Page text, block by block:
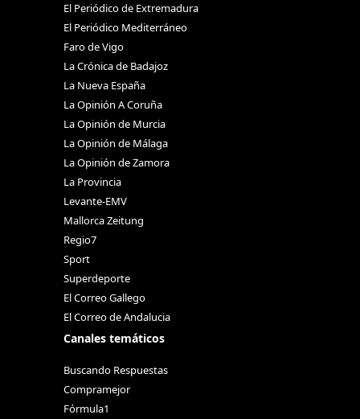
El Periódico de Extremadura
El Periódico Mediterráneo
Faro de Vigo
La Crónica de Badajoz
La Nueva España
La Opinión A Coruña
La Opinión de Murcia
La Opinión de Málaga
La Opinión de Zamora
La Provincia
Levante-EMV
Mallorca Zeitung
Regio7
Sport
Superdeporte
El Correo Gallego
El Correo de Andalucia
Canales temáticos
Buscando Respuestas
Compramejor
Fórmula1